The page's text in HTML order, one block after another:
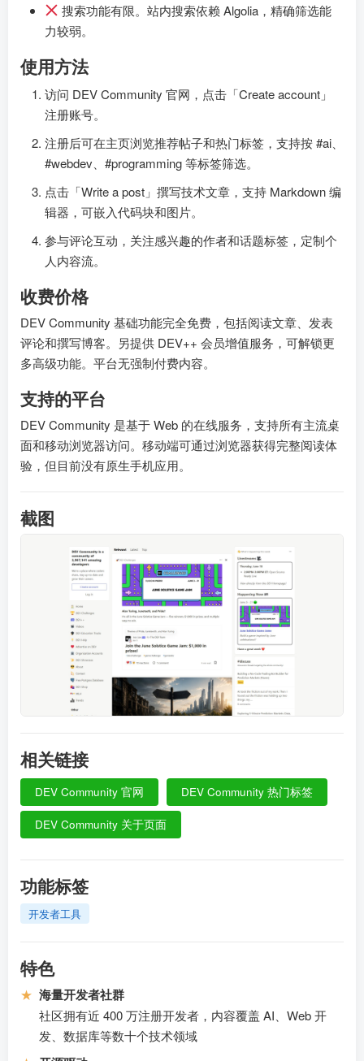
搜索功能有限。站内搜索依赖 Algolia，精确筛选能
力较弱。
使用方法
访问 DEV Community 官网，点击「Create account」
注册账号。
注册后可在主页浏览推荐帖子和热门标签，支持按 #ai、
#webdev、#programming 等标签筛选。
点击「Write a post」撰写技术文章，支持 Markdown 编
辑器，可嵌入代码块和图片。
参与评论互动，关注感兴趣的作者和话题标签，定制个
人内容流。
收费价格
DEV Community 基础功能完全免费，包括阅读文章、发表
评论和撰写博客。另提供 DEV++ 会员增值服务，可解锁更
多高级功能。平台无强制付费内容。
支持的平台
DEV Community 是基于 Web 的在线服务，支持所有主流桌
面和移动浏览器访问。移动端可通过浏览器获得完整阅读体
验，但目前没有原生手机应用。
截图
相关链接
DEV Community 官网 DEV Community 热门标签
DEV Community 关于页面
功能标签
开发者工具
特色
★ 海量开发者社群
社区拥有近 400 万注册开发者，内容覆盖 AI、Web 开
发、数据库等数十个技术领域